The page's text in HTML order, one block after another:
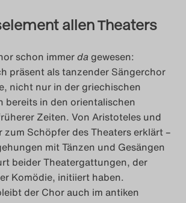
allen Theaters
schon immerdagewesen:
präsent als tanzender Sängerchor
nicht nur in der griechischen
bereits in den orientalischen
Zeiten. Von Aristoteles und
zum Schöpfer des Theaters erklärt –
mit Tänzen und Gesängen
beider Theatergattungen, der
Komödie, initiiert haben.
der Chor auch im antiken